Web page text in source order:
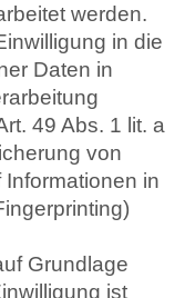
werden.
in die
Daten in
49 Abs. 1 lit. a
von
in
Grundlage
ist